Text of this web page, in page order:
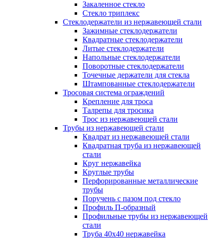
Закаленное стекло
Стекло триплекс
Стеклодержатели из нержавеющей стали
Зажимные стеклодержатели
Квадратные стеклодержатели
Литые стеклодержатели
Напольные стеклодержатели
Поворотные стеклодержатели
Точечные держатели для стекла
Штампованные стеклодержатели
Тросовая система ограждений
Крепление для троса
Талрепы для тросика
Трос из нержавеющей стали
Трубы из нержавеющей стали
Квадрат из нержавеющей стали
Квадратная труба из нержавеющей
стали
Круг нержавейка
Круглые трубы
Перфорированные металлические
трубы
Поручень с пазом под стекло
Профиль П-образный
Профильные трубы из нержавеющей
стали
Труба 40х40 нержавейка